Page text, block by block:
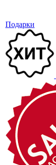
Подарки